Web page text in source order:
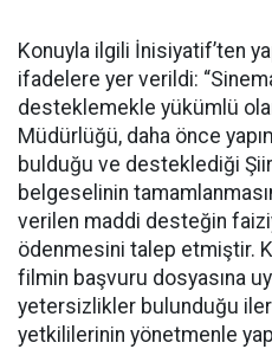
Konuyla ilgili İnisiyatif’ten
ifadelere yer verildi:
desteklemekle yükümlü
Müdürlüğü, daha önce
bulduğu ve desteklediği
belgeselinin
verilen maddi desteğin
ödenmesini talep etmiştir.
filmin başvuru dosyasına
yetersizlikler bulunduğu
yetkililerinin yönetmenle